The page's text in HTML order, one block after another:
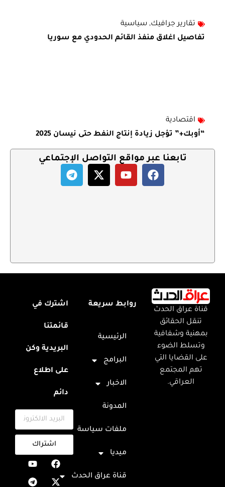
تقارير جرافيك, سياسية
تفاصيل اغلاق منفذ القائم الحدودي مع سوريا
اقتصادية
“أوبك+” تؤجل زيادة إنتاج النفط حتى نيسان 2025
تابعنا عبر مواقع التواصل الإجتماعي
قناة عراق الحدث
تنقل الحقائق
بمهنية وشفافية
وتسلط الضوء
على القضايا التي
تهم المجتمع
العراقي.
روابط سريعة
الرئيسية
البرامج
الاخبار
المدونة
ملفات سياسة
ميديا
قناة عراق الحدث
اشترك في
قائمتنا
البريدية وكن
على اطلاع
دائم
اشتراك